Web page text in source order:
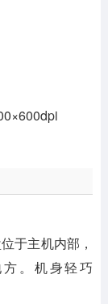
于主机内部，
。机身轻巧